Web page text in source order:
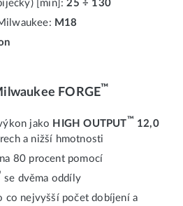
[min]: 25 ÷ 130
M18
FORGE™
jako HIGH OUTPUT™ 12,0
a nižší hmotnosti
80 procent pomocí
se dvěma oddíly
co nejvyšší počet dobíjení a